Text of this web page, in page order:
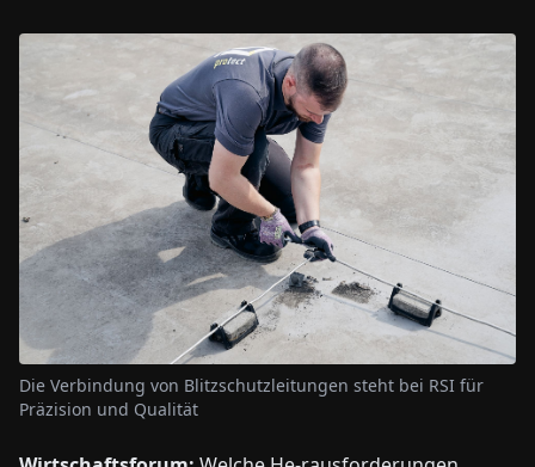
Die Verbindung von Blitzschutzleitungen steht bei RSI für
Präzision und Qualität